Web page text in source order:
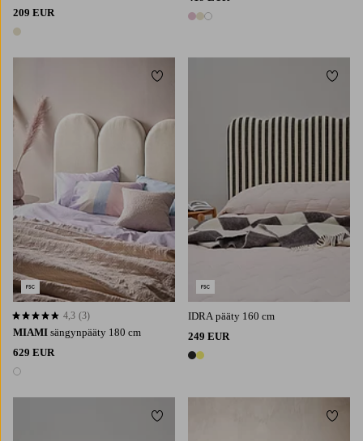
209 EUR
1 väri
3 värejä
MIAMI sängynpääty 180 cm
629 EUR
1 väri
4,3 perustuen 3 arvosanaan
4,3 (3)
Lisää suosikkeihin
IDRA pääty 160 cm
249 EUR
2 värejä
Lisää
Lisää suosikkeihin Lisää